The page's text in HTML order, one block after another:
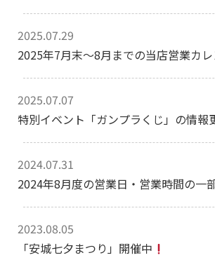
2025.07.29
2025年7月末～8月までの当店営業カレ
2025.07.07
特別イベント「ガンプラくじ」の情報
2024.07.31
2024年8月度の営業日・営業時間の一
2023.08.05
「安城七夕まつり」開催中